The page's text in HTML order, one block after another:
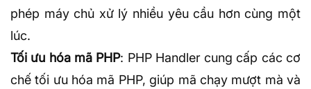
phép máy chủ xử lý nhiều yêu cầu hơn cùng một
lúc.
Tối ưu hóa mã PHP: PHP Handler cung cấp các cơ
chế tối ưu hóa mã PHP, giúp mã chạy mượt mà và